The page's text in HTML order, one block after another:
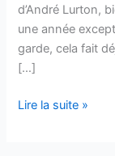
d’André Lurton,
une année
garde, cela fait
[…]
Margaux
Lire la suite »